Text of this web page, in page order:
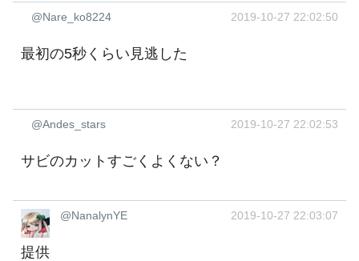
@Nare_ko8224 2019-10-27 22:02:50
最初の5秒くらい見逃した
@Andes_stars 2019-10-27 22:02:53
サビのカットすごくよくない？
@NanalynYE 2019-10-27 22:03:07
提供 ‍